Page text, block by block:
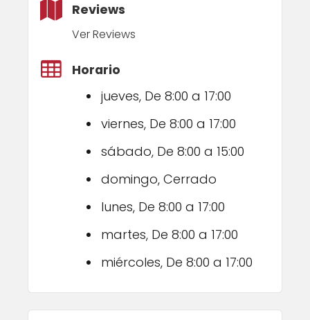
Reviews
Ver Reviews
Horario
jueves, De 8:00 a 17:00
viernes, De 8:00 a 17:00
sábado, De 8:00 a 15:00
domingo, Cerrado
lunes, De 8:00 a 17:00
martes, De 8:00 a 17:00
miércoles, De 8:00 a 17:00